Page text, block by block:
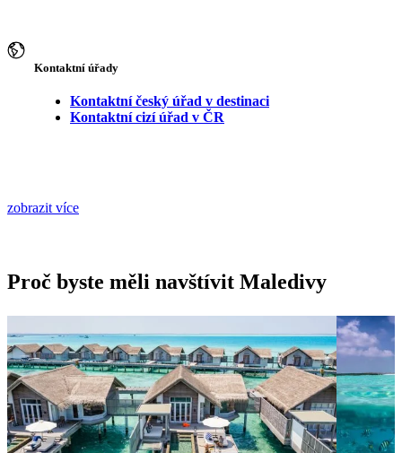
Kontaktní úřady
Kontaktní český úřad v destinaci
Kontaktní cizí úřad v ČR
zobrazit více
Proč byste měli navštívit Maledivy